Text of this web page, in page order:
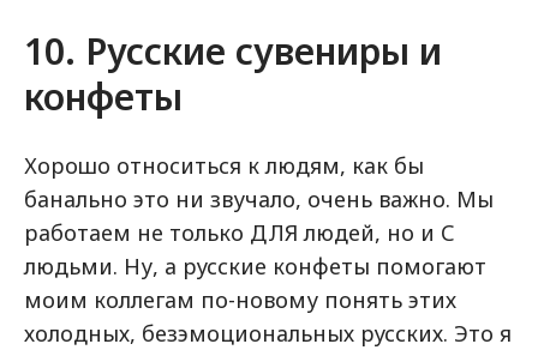
10. Русские сувениры и
конфеты
Хорошо относиться к людям, как бы
банально это ни звучало, очень важно. Мы
работаем не только ДЛЯ людей, но и С
людьми. Ну, а русские конфеты помогают
моим коллегам по-новому понять этих
холодных, безэмоциональных русских. Это я